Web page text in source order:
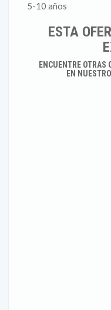
5-10 años
ESTA
ENCUENTRE
EN NUESTRO